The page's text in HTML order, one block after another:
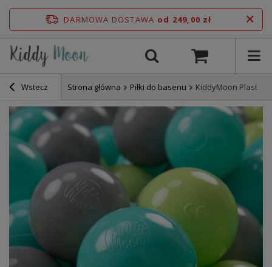
DARMOWA DOSTAWA od 249,00 zł
Wstecz Strona główna Piłki do basenu KiddyMoon